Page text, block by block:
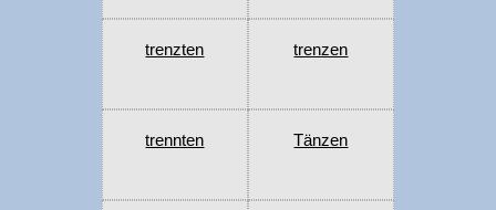
trenzten trenzen
trennten Tänzen